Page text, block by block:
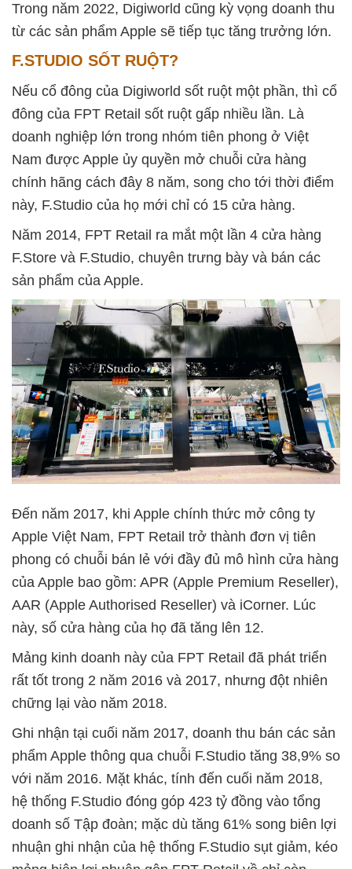
Trong năm 2022, Digiworld cũng kỳ vọng doanh thu
từ các sản phẩm Apple sẽ tiếp tục tăng trưởng lớn.
F.STUDIO SỐT RUỘT?
Nếu cổ đông của Digiworld sốt ruột một phần, thì cổ
đông của FPT Retail sốt ruột gấp nhiều lần. Là
doanh nghiệp lớn trong nhóm tiên phong ở Việt
Nam được Apple ủy quyền mở chuỗi cửa hàng
chính hãng cách đây 8 năm, song cho tới thời điểm
này, F.Studio của họ mới chỉ có 15 cửa hàng.
Năm 2014, FPT Retail ra mắt một lần 4 cửa hàng
F.Store và F.Studio, chuyên trưng bày và bán các
sản phẩm của Apple.
Đến năm 2017, khi Apple chính thức mở công ty
Apple Việt Nam, FPT Retail trở thành đơn vị tiên
phong có chuỗi bán lẻ với đầy đủ mô hình cửa hàng
của Apple bao gồm: APR (Apple Premium Reseller),
AAR (Apple Authorised Reseller) và iCorner. Lúc
này, số cửa hàng của họ đã tăng lên 12.
Mảng kinh doanh này của FPT Retail đã phát triển
rất tốt trong 2 năm 2016 và 2017, nhưng đột nhiên
chững lại vào năm 2018.
Ghi nhận tại cuối năm 2017, doanh thu bán các sản
phẩm Apple thông qua chuỗi F.Studio tăng 38,9% so
với năm 2016. Mặt khác, tính đến cuối năm 2018,
hệ thống F.Studio đóng góp 423 tỷ đồng vào tổng
doanh số Tập đoàn; mặc dù tăng 61% song biên lợi
nhuận ghi nhận của hệ thống F.Studio sụt giảm, kéo